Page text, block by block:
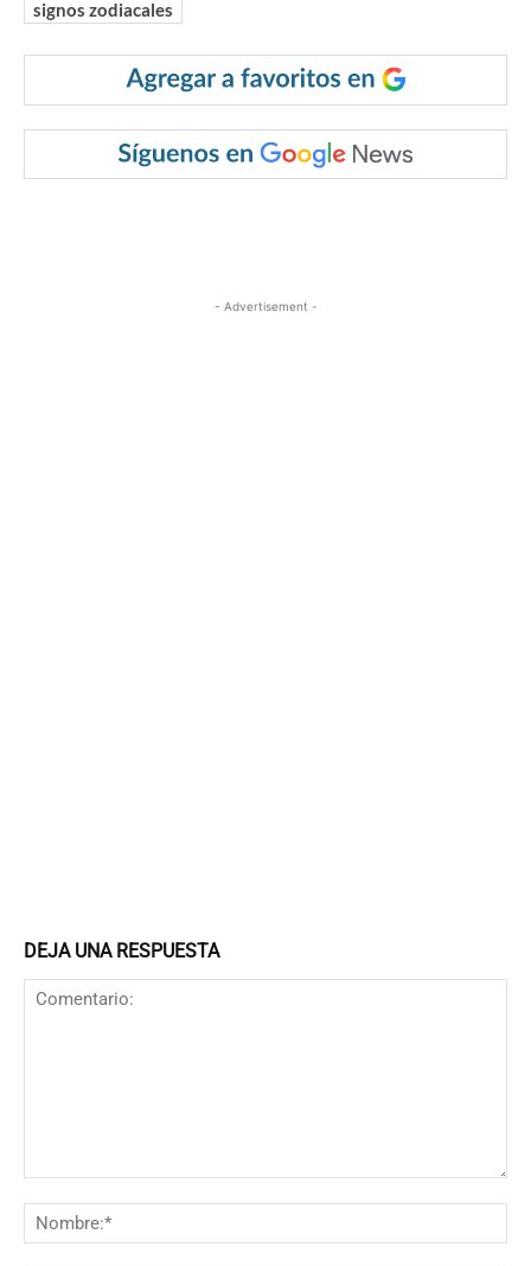
signos zodiacales
- Advertisement -
DEJA UNA RESPUESTA